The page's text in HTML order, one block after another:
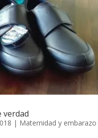
verdad
| Maternidad y embarazo